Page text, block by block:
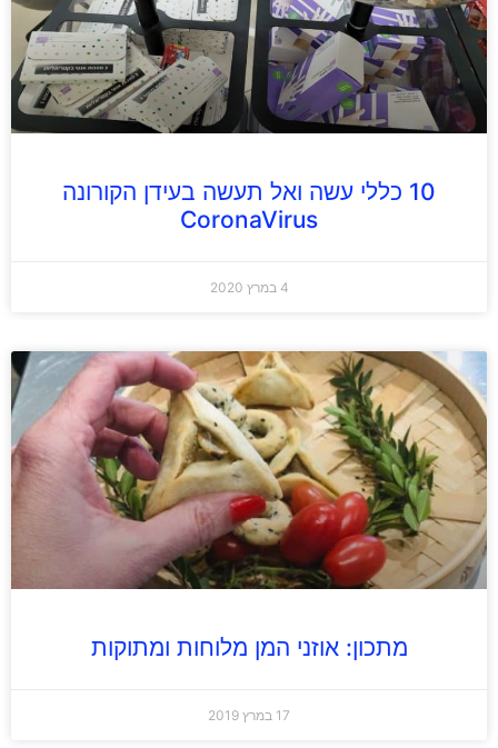
10 כללי עשה ואל תעשה בעידן הקורונה
CoronaVirus
4 במרץ 2020
מתכון: אוזני המן מלוחות ומתוקות
17 במרץ 2019